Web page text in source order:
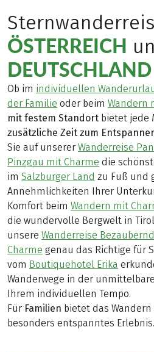
ÖSTERREICH
DEUTSCHLAND
Ob im individuellen
der Familie oder beim Wandern
mit festem Standort bietet jede
zusätzliche Zeit zum
Sie auf unserer Wanderreise
Pinzgau mit Charme die
im Salzburger Land zu Fuß und
Annehmlichkeiten Ihrer
Komfort beim Wandern mit
die wundervolle Bergwelt in
unsere Wanderreise
Charme genau das Richtige für
vom Boutiquehotel Erika
Wanderwege in der
Ihrem individuellen Tempo.
Für Familien bietet das
besonders entspanntes Erlebnis.